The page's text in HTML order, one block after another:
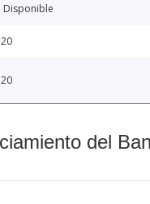
Disponible
del